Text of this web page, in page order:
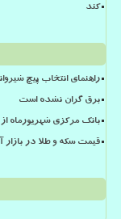
کند
راهنمای انتخاب پیچ
برق گران نشده است
بانک مرکزی شهریورماه
قیمت سکه و طلا در بازار آزاد در ۱۲